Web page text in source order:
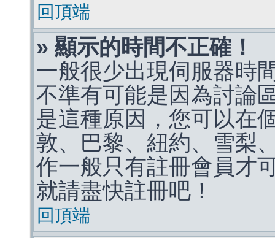
回頂端
» 顯示的時間不正確！
一般很少出現伺服器時
不準有可能是因為討論
是這種原因，您可以在
敦、巴黎、紐約、雪梨
作一般只有註冊會員才
就請盡快註冊吧！
回頂端